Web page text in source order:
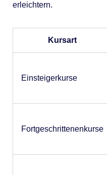
erleichtern.
Kursart
Einsteigerkurse
Fortgeschrittenenkurse